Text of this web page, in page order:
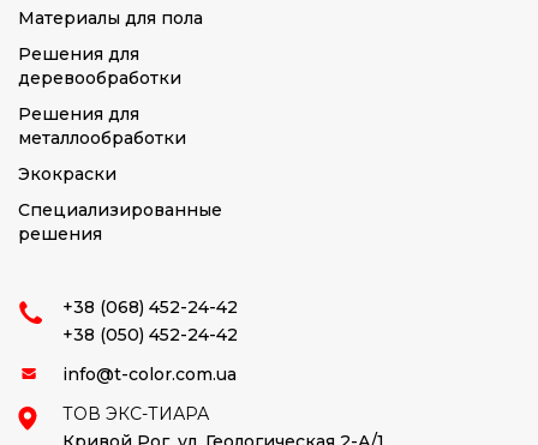
Материалы для пола
Решения для
деревообработки
Решения для
металлообработки
Экокраски
Специализированные
решения
+38 (068) 452-24-42
+38 (050) 452-24-42
info@t-color.com.ua
ТОВ ЭКС-ТИАРА